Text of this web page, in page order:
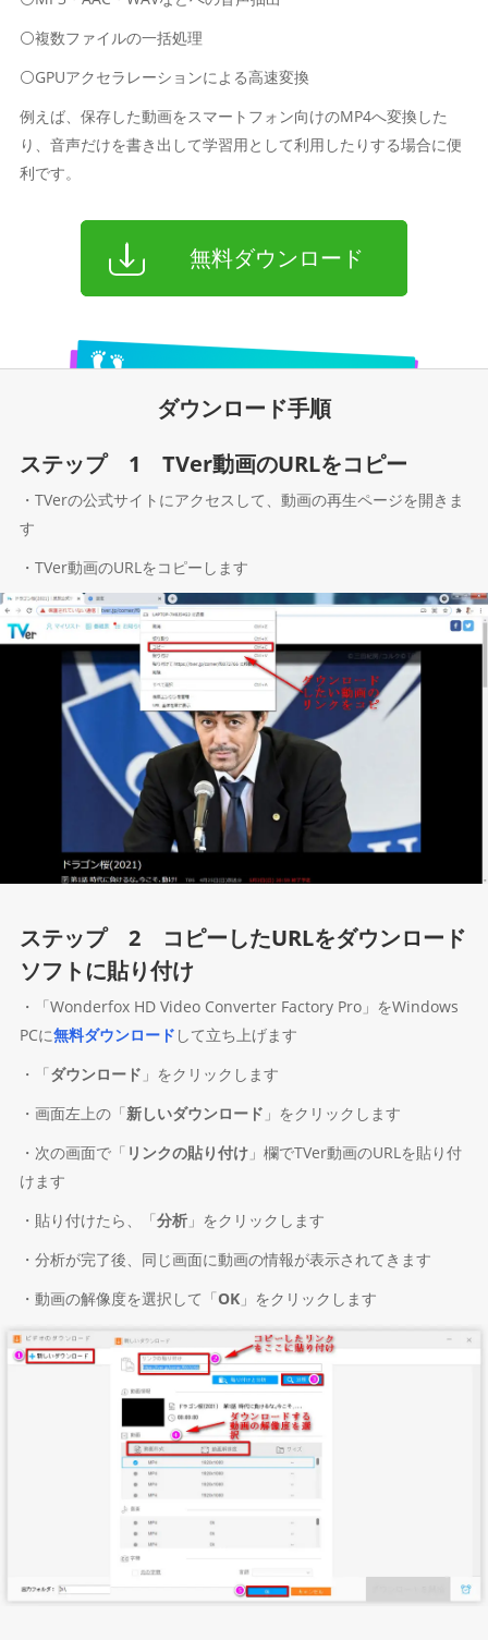
⚪複数ファイルの一括処理
⚪GPUアクセラレーションによる高速変換
例えば、保存した動画をスマートフォン向けのMP4へ変換した
り、音声だけを書き出して学習用として利用したりする場合に便
利です。
無料ダウンロード
ダウンロード手順
ステップ 1 TVer動画のURLをコピー
・TVerの公式サイトにアクセスして、動画の再生ページを開きま
す
・TVer動画のURLをコピーします
ステップ 2 コピーしたURLをダウンロード
ソフトに貼り付け
・「Wonderfox HD Video Converter Factory Pro」をWindows
PCに無料ダウンロード して立ち上げます
・「ダウンロード 」をクリックします
・画面左上の「新しいダウンロード 」をクリックします
・次の画面で「 リンクの貼り付け」欄でTVer動画のURLを貼り付
けます
・貼り付けたら、「分析」をクリックします
・分析が完了後、同じ画面に動画の情報が表示されてきます
・動画の解像度を選択して「OK」をクリックします